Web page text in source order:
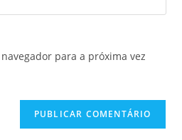
para a próxima vez